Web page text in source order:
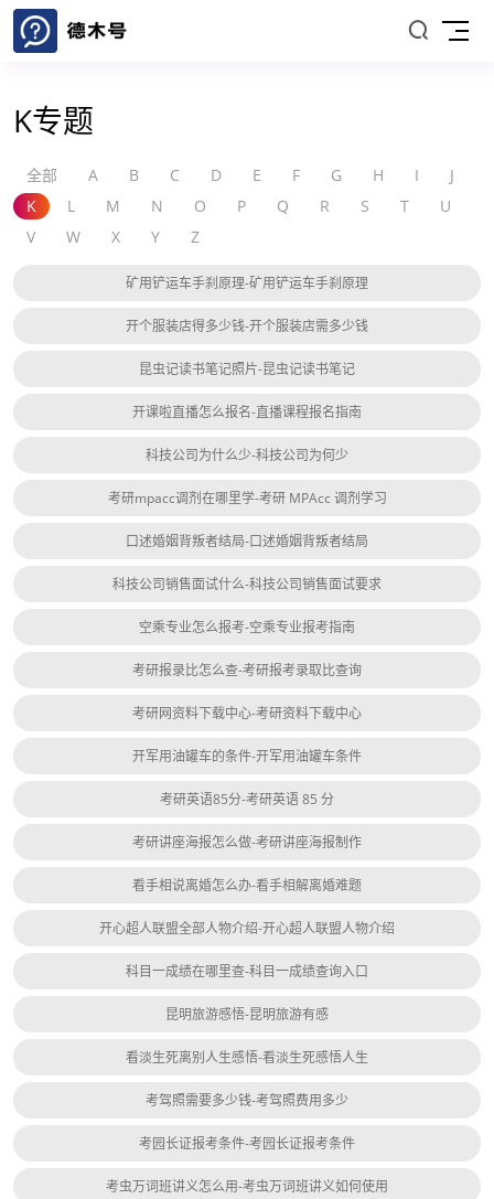
K专题
全部 A B C D E F G H I
J
K
L M N O P Q R S T
U
V
W X Y Z
矿用铲运车手刹原理-矿用铲运车手刹原理
开个服装店得多少钱-开个服装店需多少钱
昆虫记读书笔记照片-昆虫记读书笔记
开课啦直播怎么报名-直播课程报名指南
科技公司为什么少-科技公司为何少
考研mpacc调剂在哪里学-考研 MPAcc 调剂学习
口述婚姻背叛者结局-口述婚姻背叛者结局
科技公司销售面试什么-科技公司销售面试要求
空乘专业怎么报考-空乘专业报考指南
考研报录比怎么查-考研报考录取比查询
考研网资料下载中心-考研资料下载中心
开军用油罐车的条件-开军用油罐车条件
考研英语85分-考研英语 85 分
考研讲座海报怎么做-考研讲座海报制作
看手相说离婚怎么办-看手相解离婚难题
开心超人联盟全部人物介绍-开心超人联盟人物介绍
科目一成绩在哪里查-科目一成绩查询入口
昆明旅游感悟-昆明旅游有感
看淡生死离别人生感悟-看淡生死感悟人生
考驾照需要多少钱-考驾照费用多少
考园长证报考条件-考园长证报考条件
考虫万词班讲义怎么用-考虫万词班讲义如何使用